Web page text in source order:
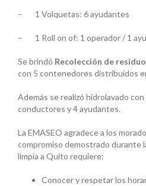
– 1 Volquetas: 6 ayudantes
– 1 Roll on of: 1 operador / 1
Se brindó Recolección de
con 5 contenedores distribuidos
Además se realizó hidrolavado
conductores y 4 ayudantes.
La EMASEO agradece a los
compromiso demostrado durante
limpia a Quito requiere:
Conocer y respetar los